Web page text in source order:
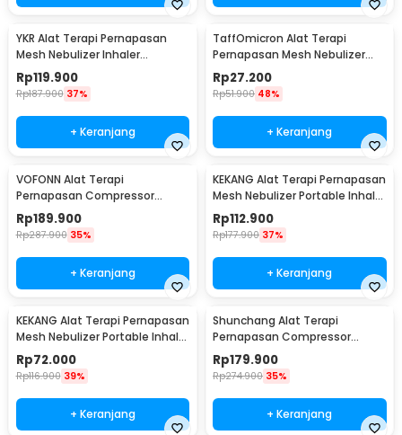
YKR Alat Terapi Pernapasan
Mesh Nebulizer Inhaler
Atomizer - YK-N5BA
Rp119.900
Rp187.900 37%
+ Keranjang
TaffOmicron Alat Terapi
Pernapasan Mesh Nebulizer
Inhaler Atomizer Baterai
Rechargeable - JSL-W302
Rp27.200
Rp51.900 48%
+ Keranjang
VOFONN Alat Terapi
Pernapasan Compressor
Nebulizer Inhaler Atomizer -
AXD-308
Rp189.900
Rp287.900 35%
+ Keranjang
KEKANG Alat Terapi Pernapasan
Mesh Nebulizer Portable Inhaler
Atomizer Rechargeable - KE-
N11
Rp112.900
Rp177.900 37%
+ Keranjang
KEKANG Alat Terapi Pernapasan
Mesh Nebulizer Portable Inhaler
Atomizer Plug In - KE-N11
Rp72.000
Rp116.900 39%
+ Keranjang
Shunchang Alat Terapi
Pernapasan Compressor
Nebulizer Inhaler Atomizer -
CDC500S
Rp179.900
Rp274.900 35%
+ Keranjang